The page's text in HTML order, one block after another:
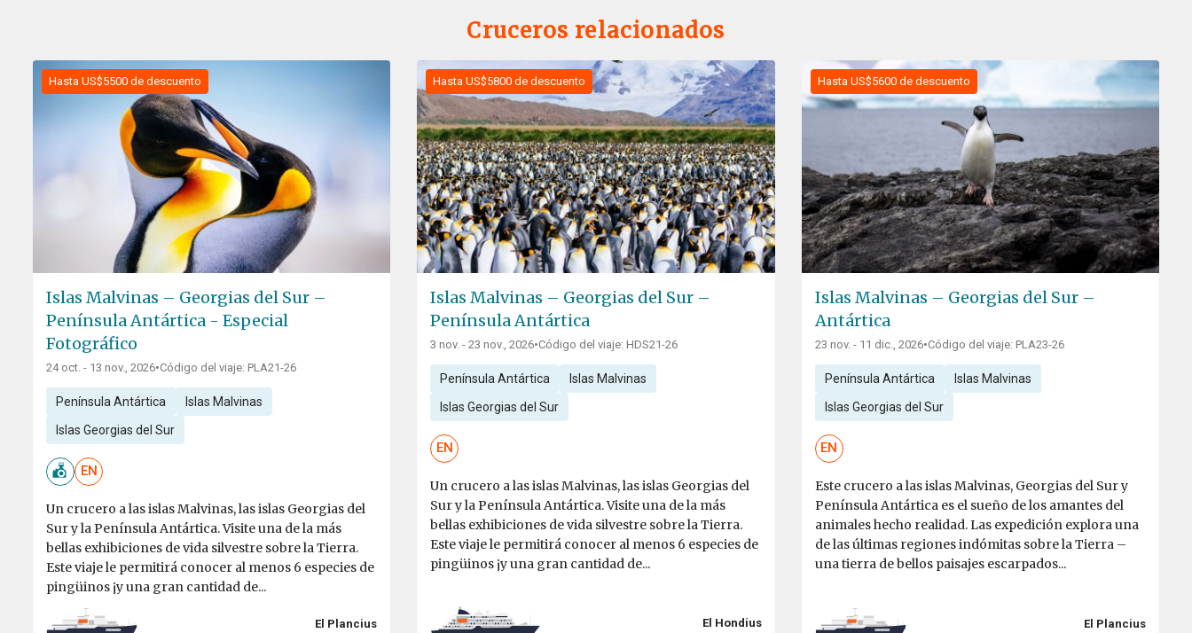
Cruceros relacionados
Hasta US$5500 de descuento
Islas Malvinas – Georgias del Sur –
Península Antártica - Especial
Fotográfico
24 oct. - 13 nov., 2026•Código del viaje: PLA21-26
Península Antártica Islas Malvinas
Islas Georgias del Sur
EN
Un crucero a las islas Malvinas, las islas Georgias del
Sur y la Península Antártica. Visite una de la más
bellas exhibiciones de vida silvestre sobre la Tierra.
Este viaje le permitirá conocer al menos 6 especies de
pingüinos ¡y una gran cantidad de...
El Plancius
Hasta US$5800 de descuento
Islas Malvinas – Georgias del Sur –
Península Antártica
3 nov. - 23 nov., 2026•Código del viaje: HDS21-26
Península Antártica Islas Malvinas
Islas Georgias del Sur
EN
Un crucero a las islas Malvinas, las islas Georgias del
Sur y la Península Antártica. Visite una de la más
bellas exhibiciones de vida silvestre sobre la Tierra.
Este viaje le permitirá conocer al menos 6 especies de
pingüinos ¡y una gran cantidad de...
El Hondius
Hasta US$5600 de descuento
Islas Malvinas – Georgias del Sur –
Antártica
23 nov. - 11 dic., 2026•Código del viaje: PLA23-26
Península Antártica Islas Malvinas
Islas Georgias del Sur
EN
Este crucero a las islas Malvinas, Georgias del Sur y
Península Antártica es el sueño de los amantes del
animales hecho realidad. Las expedición explora una
de las últimas regiones indómitas sobre la Tierra –
una tierra de bellos paisajes escarpados...
El Plancius